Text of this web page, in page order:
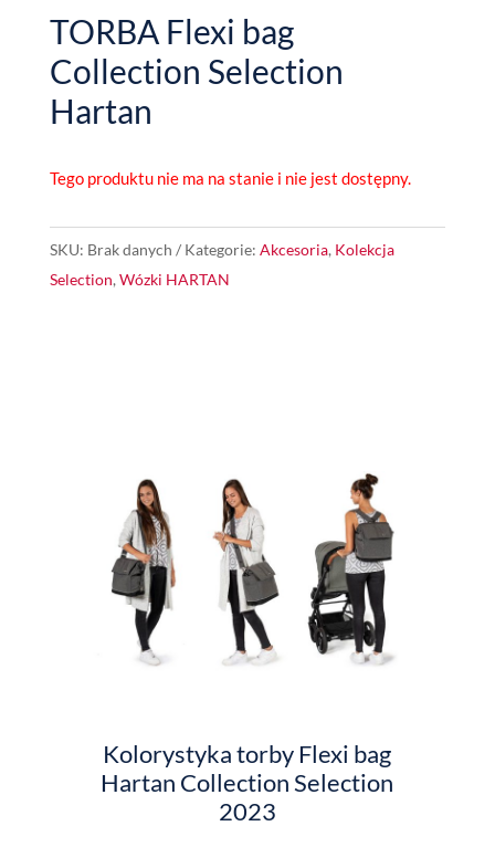
TORBA Flexi bag
Collection Selection
Hartan
Tego produktu nie ma na stanie i nie jest dostępny.
SKU: Brak danych Kategorie: Akcesoria, Kolekcja
Selection, Wózki HARTAN
Kolorystyka torby Flexi bag
Hartan Collection Selection
2023